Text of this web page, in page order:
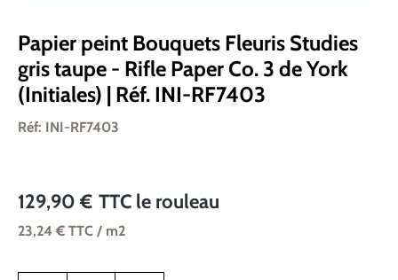
Papier peint Bouquets Fleuris Studies
gris taupe - Rifle Paper Co. 3 de York
(Initiales) | Réf. INI-RF7403
Réf: INI-RF7403
129,90 € TTC le rouleau
23,24 € TTC / m2